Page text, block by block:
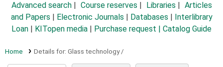
Advanced search Course reserves Libraries
Articles
and Papers
Electronic Journals Databases
Interlibrary
Loan
KITopen media Purchase request | Catalog Guide
Home Details for: Glass technology /